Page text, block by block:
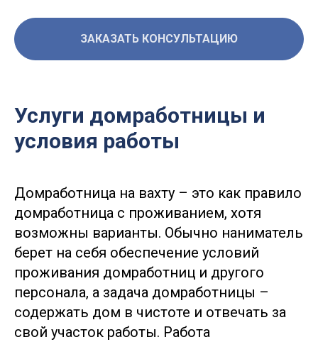
ЗАКАЗАТЬ КОНСУЛЬТАЦИЮ
Услуги домработницы и
условия работы
Домработница на вахту – это как правило
домработница с проживанием, хотя
возможны варианты. Обычно наниматель
берет на себя обеспечение условий
проживания домработниц и другого
персонала, а задача домработницы –
содержать дом в чистоте и отвечать за
свой участок работы. Работа